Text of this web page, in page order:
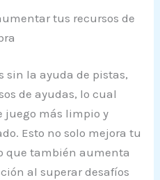
tus recursos de
sin la ayuda de pistas,
de ayudas, lo cual
juego más limpio y
Esto no solo mejora tu
que también aumenta
al superar desafíos